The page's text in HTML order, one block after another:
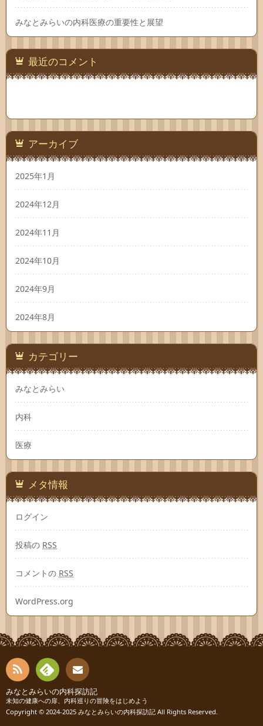
みなとみらいの内科医療の重要性と展望
最近のコメント
アーカイブ
2025年1月
2024年12月
2024年11月
2024年10月
2024年9月
2024年8月
カテゴリー
みなとみらい
内科
医療
メタ情報
ログイン
投稿の RSS
コメントの RSS
WordPress.org
RSS
Fee
dly
お問
い合
みなとみらいの内科探訪記
未知の健康への扉、内科巡りの冒険をはじめよう
Copyright © 2024-2025 みなとみらいの内科探訪記 All Rights Reserved.